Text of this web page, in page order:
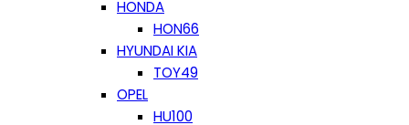
HONDA
HON66
HYUNDAI KIA
TOY49
OPEL
HU100